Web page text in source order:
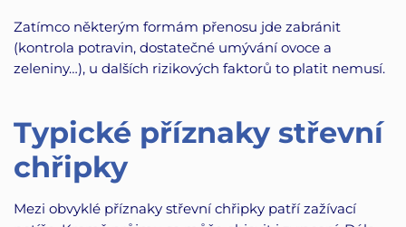
Zatímco některým formám přenosu jde zabránit
(kontrola potravin, dostatečné umývání ovoce a
zeleniny…), u dalších rizikových faktorů to platit nemusí.
Typické příznaky střevní
chřipky
Mezi obvyklé příznaky střevní chřipky patří zažívací